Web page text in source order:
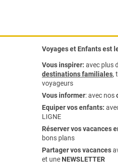
Voyages et Enfants est
Vous inspirer: avec plus
destinations familiales,
voyageurs
Vous informer:avec nos
Equiper vos enfants:
LIGNE
Réserver vos vacances
bons plans
Partager vos vacances
et une NEWSLETTER